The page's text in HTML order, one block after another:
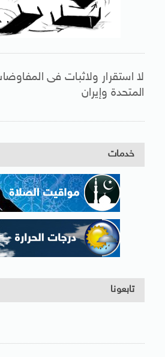
لا استقرار ولاثبات فى
المتحدة وإيران
خدمات
تابعونا